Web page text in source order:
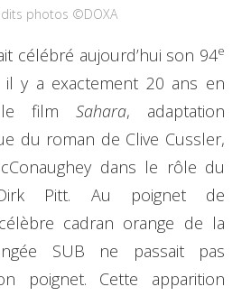
photos ©DOXA
célébré aujourd’hui son 94e
il y a exactement 20 ans en
le film Sahara, adaptation
du roman de Clive Cussler,
dans le rôle du
Dirk Pitt. Au poignet de
cadran orange de la
SUB ne passait pas
poignet. Cette apparition